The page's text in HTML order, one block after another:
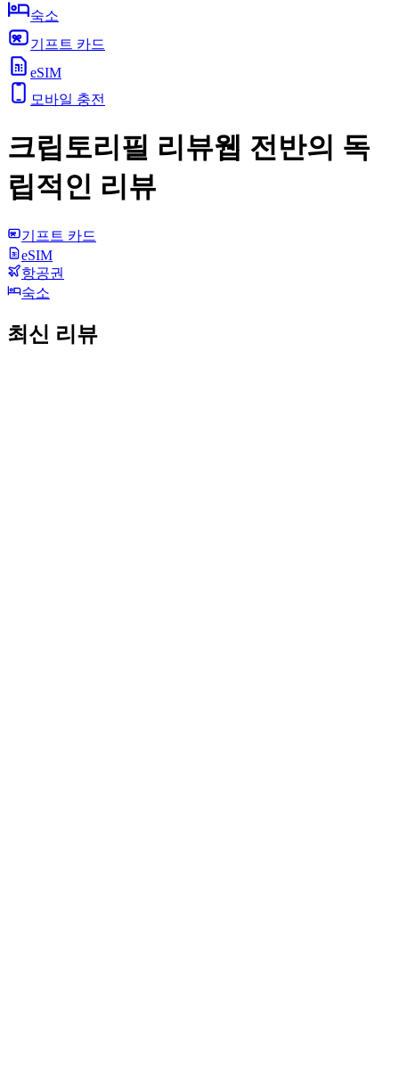
숙소
기프트 카드
eSIM
모바일 충전
크립토리필 리뷰웹 전반의 독
립적인 리뷰
기프트 카드
eSIM
항공권
숙소
최신 리뷰